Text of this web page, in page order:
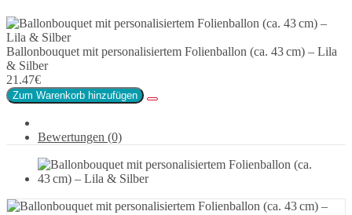
Ballonbouquet mit personalisiertem Folienballon (ca. 43 cm) – Lila
& Silber
21.47€
Zum Warenkorb hinzufügen
Bewertungen (0)